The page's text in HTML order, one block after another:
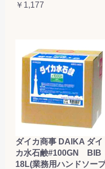
￥1,177
ダイカ商事 DAIKA ダイ
カ水石鹸#100GN BIB
18L(業務用ハンドソー